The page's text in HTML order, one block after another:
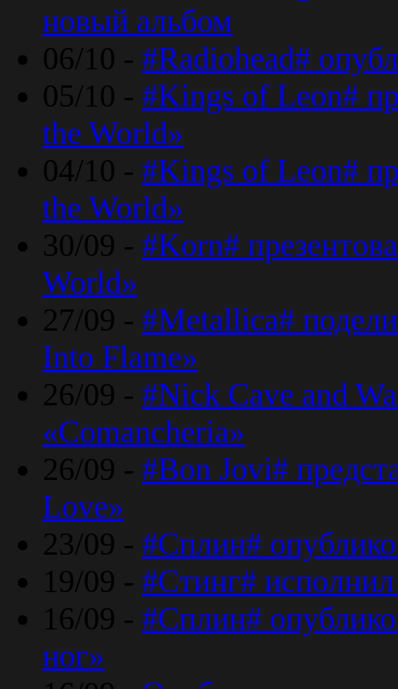
новый альбом
06/10 - #Radiohead#
05/10 - #Kings of Leon#
the World»
04/10 - #Kings of Leon#
the World»
30/09 - #Korn#
World»
27/09 - #Metallica#
Into Flame»
26/09 - #Nick Cave and
«Comancheria»
26/09 - #Bon Jovi#
Love»
23/09 - #Сплин#
19/09 - #Стинг#
16/09 - #Сплин#
ног»